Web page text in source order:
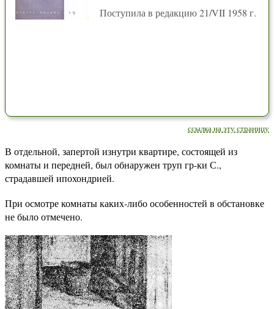
Поступила в редакцию 21/VII 1958 г.
ссылка на эту страницу
В отдельной, запертой изнутри квартире, состоящей из
комнаты и передней, был обнаружен труп гр-ки С.,
страдавшей ипохондрией.
При осмотре комнаты каких-либо особенностей в обстановке
не было отмечено.